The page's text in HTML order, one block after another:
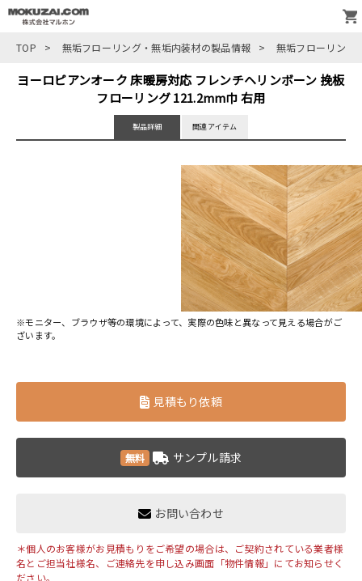
TOP > 無垢フローリング・無垢内装材の製品情報 > 無垢フローリング
ヨーロピアンオーク 床暖房対応 フレンチヘリンボーン 挽板
フローリング 121.2mm巾 右用
製品詳細 関連アイテム
※モニター、ブラウザ等の環境によって、実際の色味と異なって見える場合がご
ざいます。
見積もり依頼
無料 サンプル請求
お問い合わせ
＊個人のお客様がお見積もりをご希望の場合は、ご契約されている業者様
名とご担当社様名、ご連絡先を申し込み画面「物件情報」にてお知らせく
ださい。